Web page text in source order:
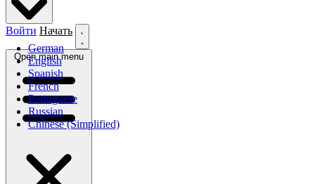
German
English
Spanish
French
Portuguese
Russian
Chinese (Simplified)
Войти Начать
Open main menu